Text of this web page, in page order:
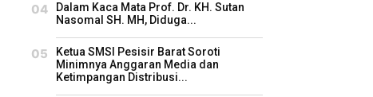
Dalam Kaca Mata Prof. Dr. KH. Sutan
Nasomal SH. MH, Diduga...
Ketua SMSI Pesisir Barat Soroti
Minimnya Anggaran Media dan
Ketimpangan Distribusi...